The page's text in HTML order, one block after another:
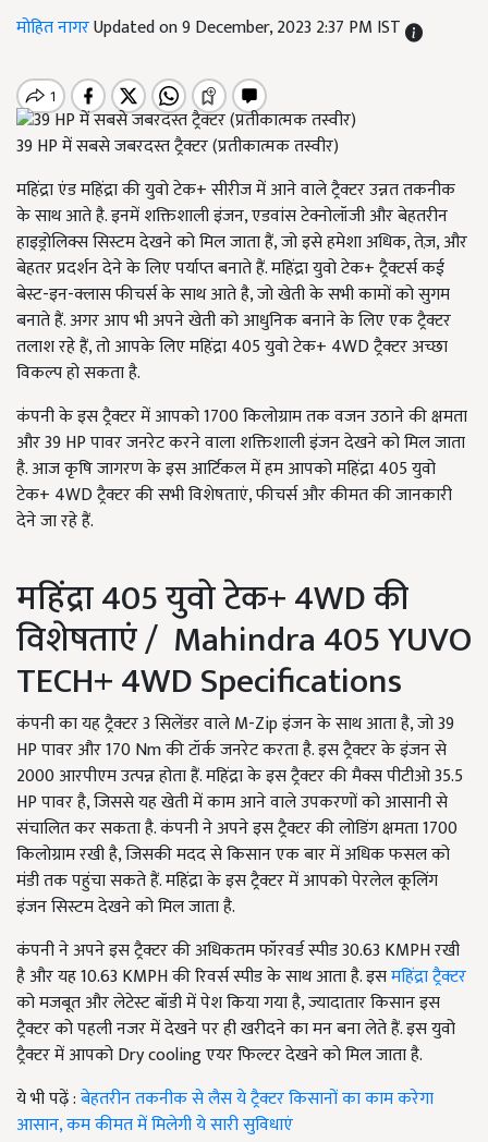
मोहित नागरUpdated on 9 December, 2023 2:37 PM IST
39 HP में सबसे जबरदस्त ट्रैक्टर (प्रतीकात्मक तस्वीर)
महिंद्रा एंड महिंद्रा की युवो टेक+ सीरीज में आने वाले ट्रैक्टर उन्नत तकनीक
के साथ आते है. इनमें शक्तिशाली इंजन, एडवांस टेक्नोलॉजी और बेहतरीन
हाइड्रोलिक्स सिस्टम देखने को मिल जाता हैं, जो इसे हमेशा अधिक, तेज़, और
बेहतर प्रदर्शन देने के लिए पर्याप्त बनाते हैं. महिंद्रा युवो टेक+ ट्रैक्टर्स कई
बेस्ट-इन-क्लास फीचर्स के साथ आते है, जो खेती के सभी कामों को सुगम
बनाते हैं. अगर आप भी अपने खेती को आधुनिक बनाने के लिए एक ट्रैक्टर
तलाश रहे हैं, तो आपके लिए महिंद्रा 405 युवो टेक+ 4WD ट्रैक्टर अच्छा
विकल्प हो सकता है.
कंपनी के इस ट्रैक्टर में आपको 1700 किलोग्राम तक वजन उठाने की क्षमता
और 39 HP पावर जनरेट करने वाला शक्तिशाली इंजन देखने को मिल जाता
है. आज कृषि जागरण के इस आर्टिकल में हम आपको महिंद्रा 405 युवो
टेक+ 4WD ट्रैक्टर की सभी विशेषताएं, फीचर्स और कीमत की जानकारी
देने जा रहे हैं.
महिंद्रा 405 युवो टेक+ 4WD की
विशेषताएं / Mahindra 405 YUVO
TECH+ 4WD Specifications
कंपनी का यह ट्रैक्टर 3 सिलेंडर वाले M-Zip इंजन के साथ आता है, जो 39
HP पावर और 170 Nm की टॉर्क जनरेट करता है. इस ट्रैक्टर के इंजन से
2000 आरपीएम उत्पन्न होता हैं. महिंद्रा के इस ट्रैक्टर की मैक्स पीटीओ 35.5
HP पावर है, जिससे यह खेती में काम आने वाले उपकरणों को आसानी से
संचालित कर सकता है. कंपनी ने अपने इस ट्रैक्टर की लोडिंग क्षमता 1700
किलोग्राम रखी है, जिसकी मदद से किसान एक बार में अधिक फसल को
मंडी तक पहुंचा सकते हैं. महिंद्रा के इस ट्रैक्टर में आपको पेरलेल कूलिंग
इंजन सिस्टम देखने को मिल जाता है.
कंपनी ने अपने इस ट्रैक्टर की अधिकतम फॉरवर्ड स्पीड 30.63 KMPH रखी
है और यह 10.63 KMPH की रिवर्स स्पीड के साथ आता है. इसमहिंद्रा ट्रैक्टर
को मजबूत और लेटेस्ट बॉडी में पेश किया गया है, ज्यादातार किसान इस
ट्रैक्टर को पहली नजर में देखने पर ही खरीदने का मन बना लेते हैं. इस युवो
ट्रैक्टर में आपको Dry cooling एयर फिल्टर देखने को मिल जाता है.
ये भी पढ़ें :बेहतरीन तकनीक से लैस ये ट्रैक्टर किसानों का काम करेगा
आसान, कम कीमत में मिलेगी ये सारी सुविधाएं